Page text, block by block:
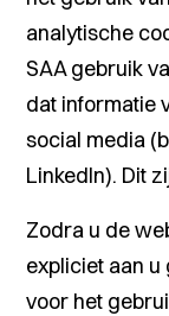
analytische
SAA gebruik
dat informatie
social media
LinkedIn). Dit
Zodra u de
expliciet aan
voor het